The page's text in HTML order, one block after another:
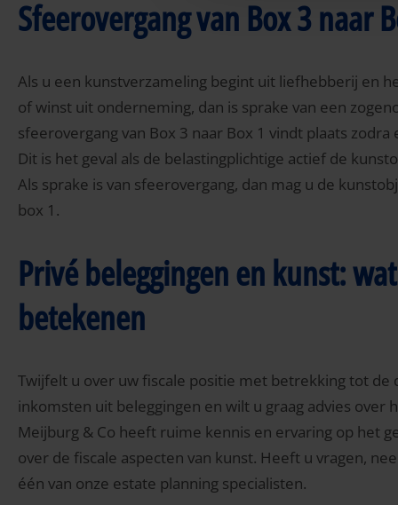
Sfeerovergang van Box 3 naar
Als u een kunstverzameling begint uit liefhebberij en
of winst uit onderneming, dan is sprake van een
sfeerovergang van Box 3 naar Box 1 vindt plaats
Dit is het geval als de belastingplichtige actief de
Als sprake is van sfeerovergang, dan mag u de
box 1.
Privé beleggingen en kunst:
betekenen
Twijfelt u over uw fiscale positie met betrekking tot
inkomsten uit beleggingen en wilt u graag advies over
Meijburg & Co heeft ruime kennis en ervaring op het
over de fiscale aspecten van kunst. Heeft u vragen,
één van onze estate planning specialisten.